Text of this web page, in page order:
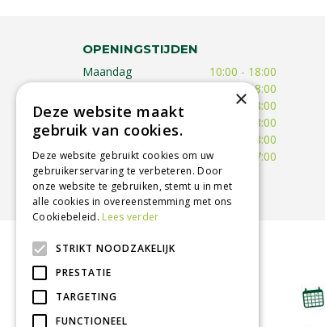
OPENINGSTIJDEN
Maandag
10:00 - 18:00
09:30 - 18:00
Woensdag
09:30 - 18:00
Donderdag
09:30 - 18:00
Vrijdag
09:00 - 18:00
Zaterdag
09:00 - 17:00
Toon alle openingstijden
BETROUWBARE SERVICE
Lage verzendkosten
×
Deze website maakt
gebruik van cookies.
Deze website gebruikt cookies om uw
gebruikerservaring te verbeteren. Door
onze website te gebruiken, stemt u in met
alle cookies in overeenstemming met ons
Cookiebeleid. Lees verder
STRIKT NOODZAKELIJK
PRESTATIE
TARGETING
FUNCTIONEEL